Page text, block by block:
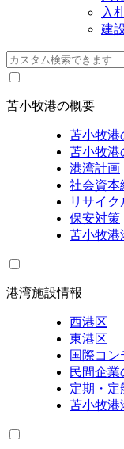
入
建
苫小牧港の概要
苫小牧港
苫小牧港
港湾計画
社会資本
リサイク
保安対策
苫小牧港
港湾施設情報
西港区
東港区
国際コ
民間企業
定期・定
苫小牧港